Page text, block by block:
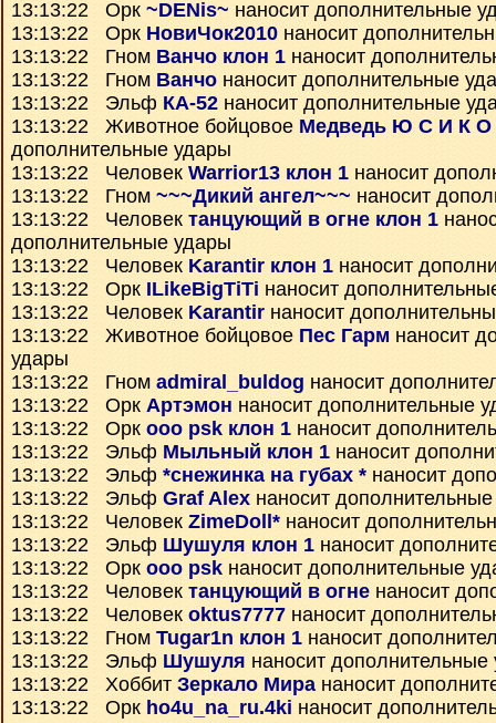
13:13:22 Орк ~DENis~ наносит дополнительные
13:13:22 Орк НовиЧок2010 наносит
13:13:22 Гном Ванчо клон 1 наносит
13:13:22 Гном Ванчо наносит дополнительные
13:13:22 Эльф КА-52 наносит дополнительные
13:13:22 Животное бойцовое Медведь Ю С И К О
дополнительные удары
13:13:22 Человек Warrior13 клон 1 наносит
13:13:22 Гном ~~~Дикий ангел~~~ наносит
13:13:22 Человек танцующий в огне клон 1
дополнительные удары
13:13:22 Человек Karantir клон 1 наносит
13:13:22 Орк ILikeBigTiTi наносит
13:13:22 Человек Karantir наносит
13:13:22 Животное бойцовое Пес Гарм наносит
удары
13:13:22 Гном admiral_buldog наносит
13:13:22 Орк Артэмон наносит дополнительные
13:13:22 Орк ooo psk клон 1 наносит
13:13:22 Эльф Мыльный клон 1 наносит
13:13:22 Эльф *снежинка на губах * наносит
13:13:22 Эльф Graf Alex наносит
13:13:22 Человек ZimeDoll* наносит
13:13:22 Эльф Шушуля клон 1 наносит
13:13:22 Орк ooo psk наносит дополнительные
13:13:22 Человек танцующий в огне наносит
13:13:22 Человек oktus7777 наносит
13:13:22 Гном Tugar1n клон 1 наносит
13:13:22 Эльф Шушуля наносит дополнительные
13:13:22 Хоббит Зеркало Мирананосит
13:13:22 Орк ho4u_na_ru.4ki наносит